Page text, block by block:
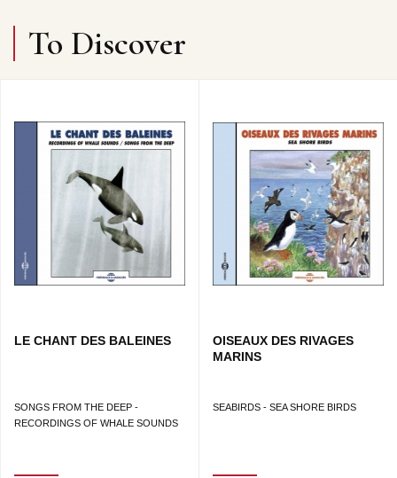
To Discover
LE CHANT DES BALEINES
SONGS FROM THE DEEP -
RECORDINGS OF WHALE SOUNDS
OISEAUX DES RIVAGES
MARINS
SEABIRDS - SEA SHORE BIRDS